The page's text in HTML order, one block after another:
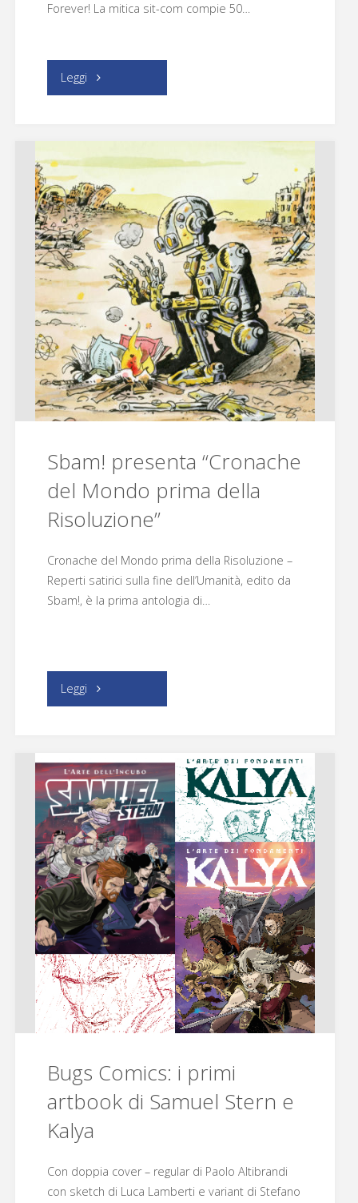
Forever! La mitica sit-com compie 50…
Leggi "Tra
solidali,
fumetti,
sociale,
sport
ed
Happy
Days!"
Sbam! presenta “Cronache
del Mondo prima della
Risoluzione”
Cronache del Mondo prima della Risoluzione –
Reperti satirici sulla fine dell’Umanità, edito da
Sbam!, è la prima antologia di…
Leggi "Sbam!
del
Mondo
prima
della
Risoluzione”"
Bugs Comics: i primi
artbook di Samuel Stern e
Kalya
Con doppia cover – regular di Paolo Altibrandi
con sketch di Luca Lamberti e variant di Stefano